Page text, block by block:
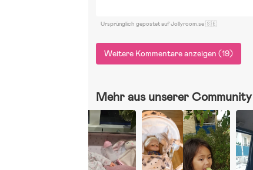
Ursprünglich gepostet auf Jollyroom.se 🇸🇪
Weitere Kommentare anzeigen (19)
Mehr aus unserer Community